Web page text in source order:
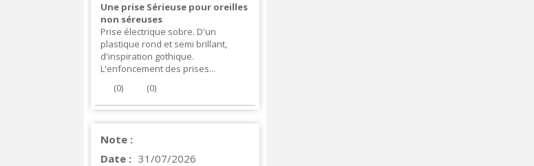
Une prise Sérieuse pour oreilles
non séreuses
Prise électrique sobre. D'un
plastique rond et semi brillant,
d'inspiration gothique.
L'enfoncement des prises...
(0) (0)
Note :
Date : 31/07/2026